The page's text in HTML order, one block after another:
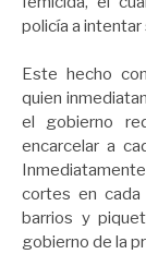
policía a intentar
Este hecho
quien
el gobierno
encarcelar a
cortes en
barrios y
gobierno de la